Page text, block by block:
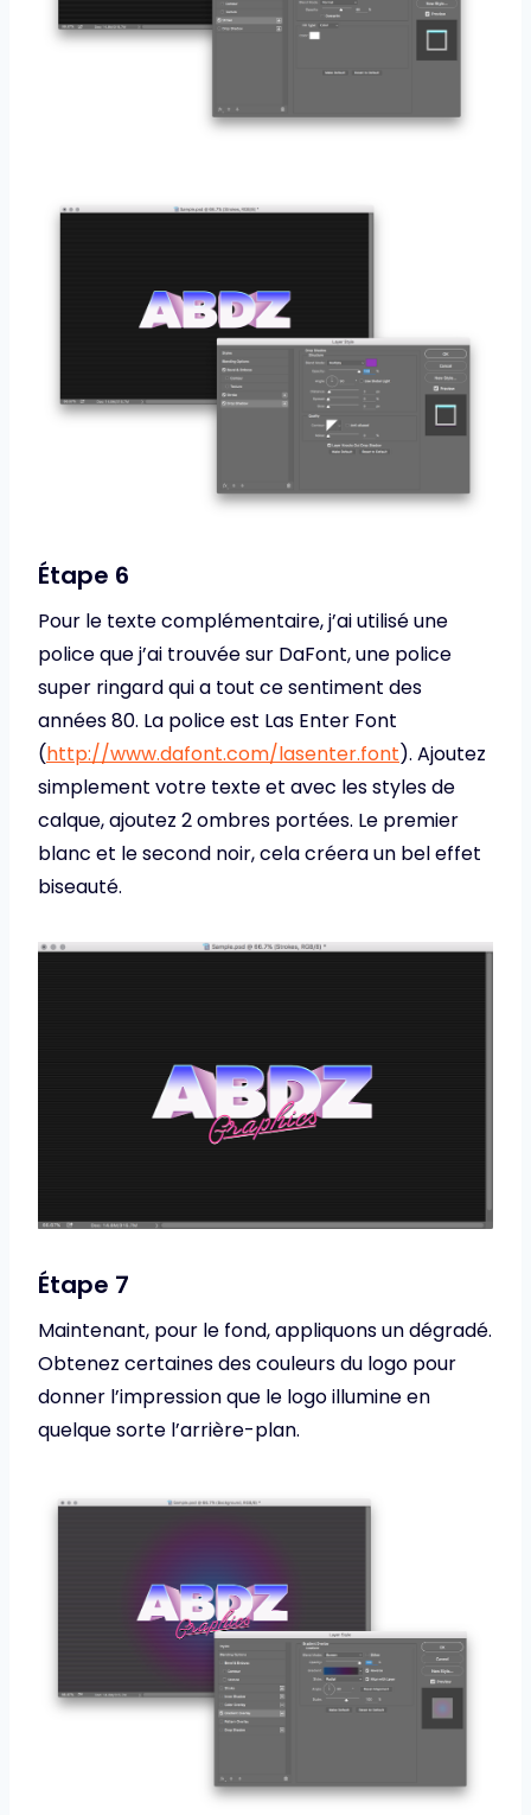
Étape 6
Pour le texte complémentaire, j’ai utilisé une
police que j’ai trouvée sur DaFont, une police
super ringard qui a tout ce sentiment des
années 80. La police est Las Enter Font
(http://www.dafont.com/lasenter.font). Ajoutez
simplement votre texte et avec les styles de
calque, ajoutez 2 ombres portées. Le premier
blanc et le second noir, cela créera un bel effet
biseauté.
Étape 7
Maintenant, pour le fond, appliquons un dégradé.
Obtenez certaines des couleurs du logo pour
donner l’impression que le logo illumine en
quelque sorte l’arrière-plan.